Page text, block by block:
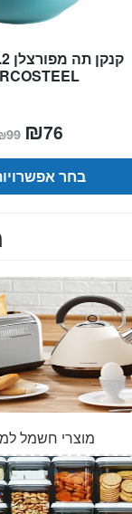
99 המחיר
המקורי
היה:
₪99.
₪76
הוא:
בחר
מוצרי חשמל